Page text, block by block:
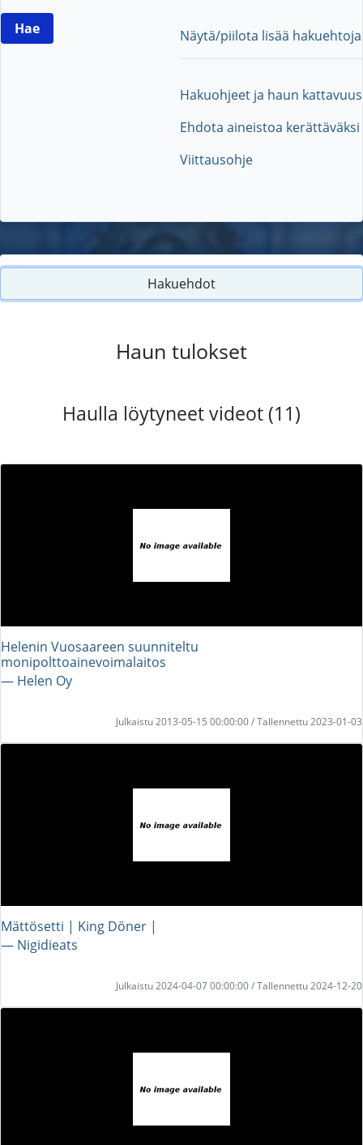
Näytä/piilota lisää hakuehtoja
Hakuohjeet ja haun kattavuus
Ehdota aineistoa kerättäväksi
Viittausohje
Hakuehdot
Haun tulokset
Haulla löytyneet videot (11)
Helenin Vuosaareen suunniteltu
monipolttoainevoimalaitos
― Helen Oy
Julkaistu 2013-05-15 00:00:00 / Tallennettu 2023-01-03
Mättösetti | King Döner |
― Nigidieats
Julkaistu 2024-04-07 00:00:00 / Tallennettu 2024-12-20